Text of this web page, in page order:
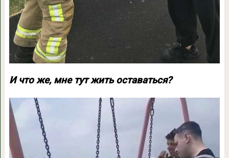
И что же, мне тут жить оставаться?